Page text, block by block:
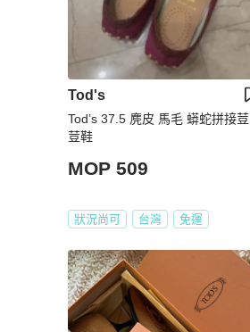
Tod's
Tod’s 37.5 麂皮 馬毛 蟒蛇拼接荳
荳鞋
MOP 509
狀況尚可 台灣 免運